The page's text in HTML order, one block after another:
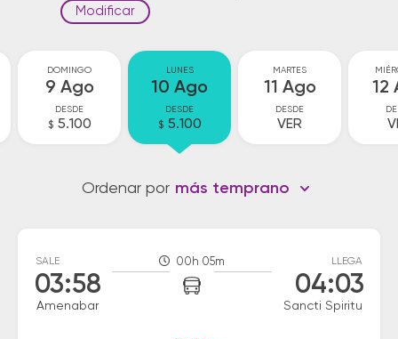
Modificar
DOMINGO
9 Ago
DESDE
$ 5.100
LUNES
10 Ago
DESDE
$ 5.100
MARTES
11 Ago
DESDE
VER
12
Ordenar por más temprano
SALE
03:58
Amenabar
00h 05m LLEGA
04:03
Sancti Spiritu